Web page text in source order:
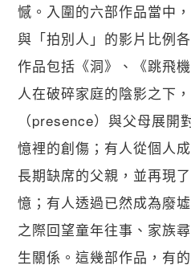
憾。入圍的六部作品當中
與「拍別人」的影片比例
作品包括《洞》、《跳飛
人在破碎家庭的陰影之下
（presence）與父母展開
憶裡的創傷；有人從個人
長期缺席的父親，並再現
憶；有人透過已然成為廢
之際回望童年往事、家族
生關係。這幾部作品，有